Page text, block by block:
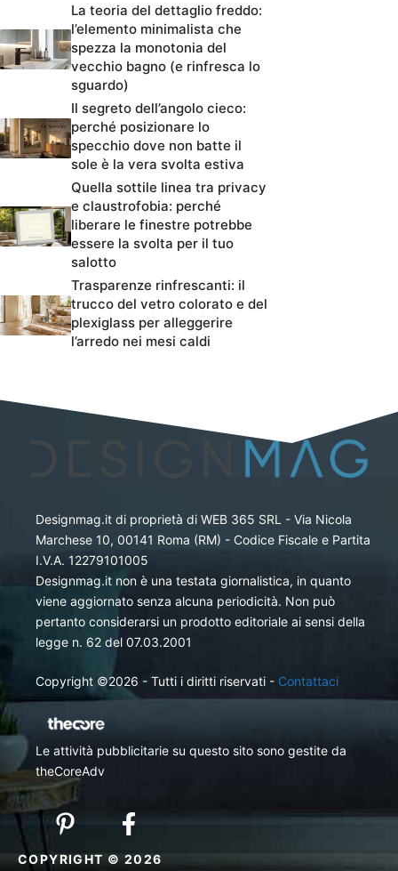
La teoria del dettaglio freddo:
l’elemento minimalista che
spezza la monotonia del
vecchio bagno (e rinfresca lo
sguardo)
Il segreto dell’angolo cieco:
perché posizionare lo
specchio dove non batte il
sole è la vera svolta estiva
Quella sottile linea tra privacy
e claustrofobia: perché
liberare le finestre potrebbe
essere la svolta per il tuo
salotto
Trasparenze rinfrescanti: il
trucco del vetro colorato e del
plexiglass per alleggerire
l’arredo nei mesi caldi
Designmag.it di proprietà di WEB 365 SRL - Via Nicola
Marchese 10, 00141 Roma (RM) - Codice Fiscale e Partita
I.V.A. 12279101005
Designmag.it non è una testata giornalistica, in quanto
viene aggiornato senza alcuna periodicità. Non può
pertanto considerarsi un prodotto editoriale ai sensi della
legge n. 62 del 07.03.2001
Copyright ©2026 - Tutti i diritti riservati - Contattaci
Le attività pubblicitarie su questo sito sono gestite da
theCoreAdv
COPYRIGHT © 2026